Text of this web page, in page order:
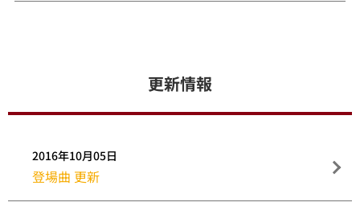
更新情報
2016年10月05日
登場曲 更新